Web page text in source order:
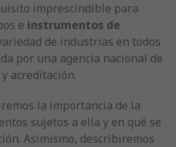
imprescindible para
e instrumentos de
de industrias en todos
por una agencia nacional de
acreditación.
la importancia de la
sujetos a ella y en qué se
Asimismo, describiremos